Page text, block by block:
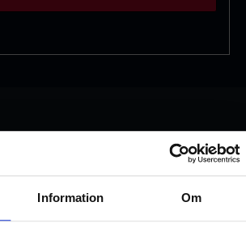
Information Om